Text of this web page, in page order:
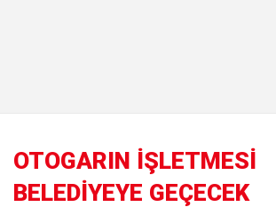
OTOGARIN İŞLETMESİ
BELEDİYEYE GEÇECEK